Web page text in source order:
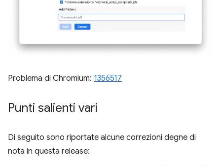
Problema di Chromium: 1356517
Punti salienti vari
Di seguito sono riportate alcune correzioni degne di
nota in questa release: